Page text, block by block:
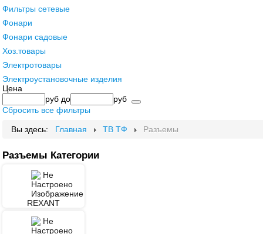
Фильтры сетевые
Фонари
Фонари садовые
Хоз.товары
Электротовары
Электроустановочные изделия
Цена
руб до
руб
Сбросить все фильтры
Вы здесь: Главная ТВ ТФ Разъемы
Разъемы Категории
REXANT